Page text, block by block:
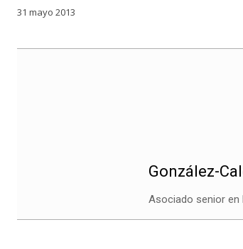
31 mayo 2013
González-
Asociado senior en